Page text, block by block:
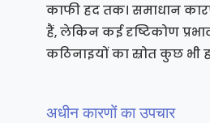
काफी हद तक। समाधान
हैं, लेकिन कई दृष्टिकोण
कठिनाइयों का स्रोत कुछ भी
अधीन कारणों का उपचार